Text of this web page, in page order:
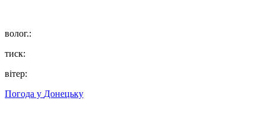
волог.:
тиск:
вітер:
Погода у Донецьку